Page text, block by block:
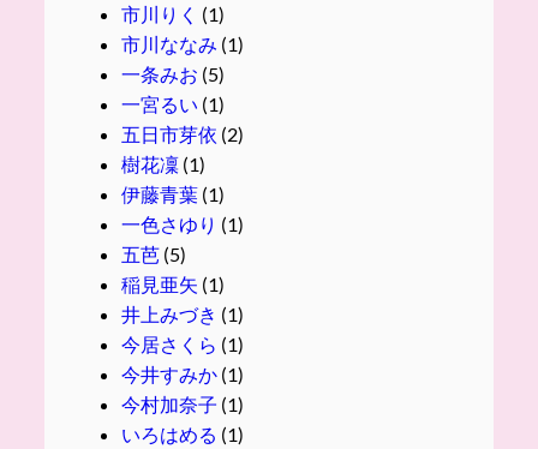
市川りく (1)
市川ななみ (1)
一条みお (5)
一宮るい (1)
五日市芽依 (2)
樹花凜(1)
伊藤青葉(1)
一色さゆり (1)
五芭(5)
稲見亜矢 (1)
井上みづき (1)
今居さくら (1)
今井すみか(1)
今村加奈子 (1)
いろはめる (1)